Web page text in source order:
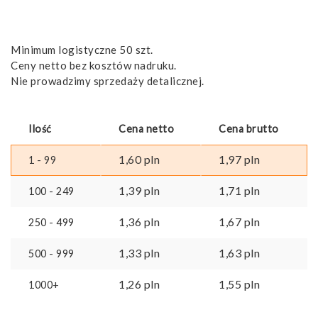
Minimum logistyczne 50 szt.
Ceny netto bez kosztów nadruku.
Nie prowadzimy sprzedaży detalicznej.
Ilość Cena netto Cena brutto
1 - 99 1,60pln 1,97 pln
100 - 249 1,39pln 1,71 pln
250 - 499 1,36 pln 1,67 pln
500 - 999 1,33 pln 1,63 pln
1000+ 1,26 pln 1,55 pln